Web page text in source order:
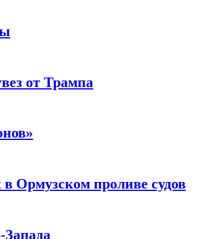
от Трампа
Ормузском проливе судов
Запада